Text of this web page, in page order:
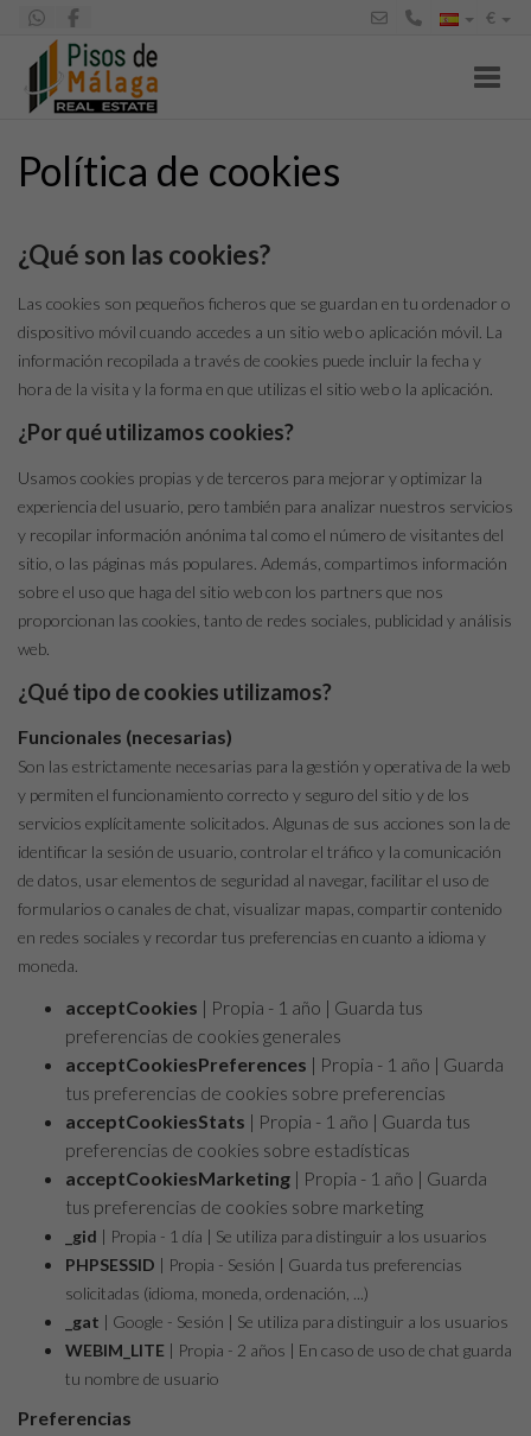
€
Política de cookies
¿Qué son las cookies?
Las cookies son pequeños ficheros que se guardan en tu ordenador o
dispositivo móvil cuando accedes a un sitio web o aplicación móvil. La
información recopilada a través de cookies puede incluir la fecha y
hora de la visita y la forma en que utilizas el sitio web o la aplicación.
¿Por qué utilizamos cookies?
Usamos cookies propias y de terceros para mejorar y optimizar la
experiencia del usuario, pero también para analizar nuestros servicios
y recopilar información anónima tal como el número de visitantes del
sitio, o las páginas más populares. Además, compartimos información
sobre el uso que haga del sitio web con los partners que nos
proporcionan las cookies, tanto de redes sociales, publicidad y análisis
web.
¿Qué tipo de cookies utilizamos?
Funcionales (necesarias)
Son las estrictamente necesarias para la gestión y operativa de la web
y permiten el funcionamiento correcto y seguro del sitio y de los
servicios explícitamente solicitados. Algunas de sus acciones son la de
identificar la sesión de usuario, controlar el tráfico y la comunicación
de datos, usar elementos de seguridad al navegar, facilitar el uso de
formularios o canales de chat, visualizar mapas, compartir contenido
en redes sociales y recordar tus preferencias en cuanto a idioma y
moneda.
acceptCookies | Propia - 1 año | Guarda tus
preferencias de cookies generales
acceptCookiesPreferences | Propia - 1 año | Guarda
tus preferencias de cookies sobre preferencias
acceptCookiesStats | Propia - 1 año | Guarda tus
preferencias de cookies sobre estadísticas
acceptCookiesMarketing | Propia - 1 año | Guarda
tus preferencias de cookies sobre marketing
_gid | Propia - 1 día | Se utiliza para distinguir a los usuarios
PHPSESSID | Propia - Sesión | Guarda tus preferencias
solicitadas (idioma, moneda, ordenación, ...)
_gat | Google - Sesión | Se utiliza para distinguir a los usuarios
WEBIM_LITE | Propia - 2 años | En caso de uso de chat guarda
tu nombre de usuario
Preferencias